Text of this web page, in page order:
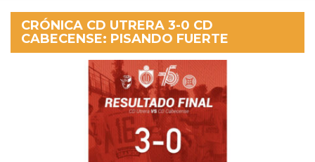
CRÓNICA CD UTRERA 3-0 CD
CABECENSE: PISANDO FUERTE